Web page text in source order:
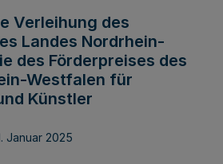
Verleihung des
Landes Nordrhein-
des Förderpreises des
Westfalen für
Künstler
Januar 2025